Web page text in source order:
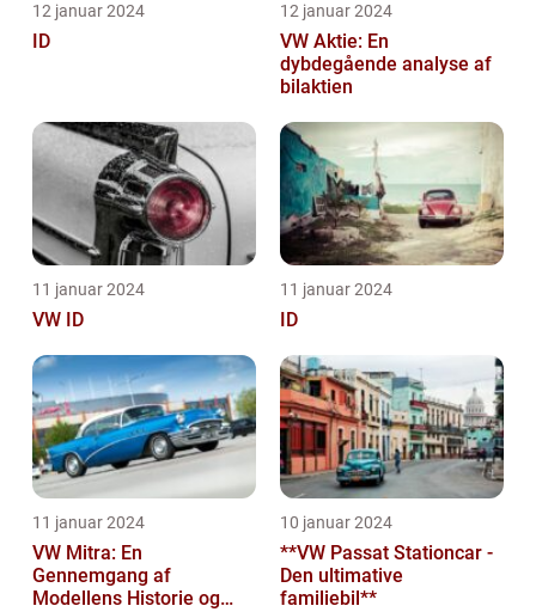
12 januar 2024
ID
12 januar 2024
VW Aktie: En
dybdegående analyse af
bilaktien
11 januar 2024
VW ID
11 januar 2024
ID
11 januar 2024
VW Mitra: En
Gennemgang af
Modellens Historie og
10 januar 2024
**VW Passat Stationcar -
Den ultimative
familiebil**